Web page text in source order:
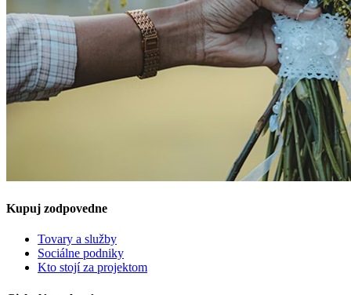
Kupuj zodpovedne
Tovary a služby
Sociálne podniky
Kto stojí za projektom